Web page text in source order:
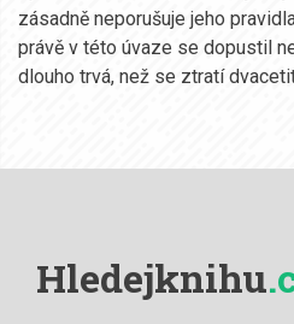
zásadně neporušuje jeho
právě v této úvaze se dopustil
dlouho trvá, než se ztratí
Hledejknihu